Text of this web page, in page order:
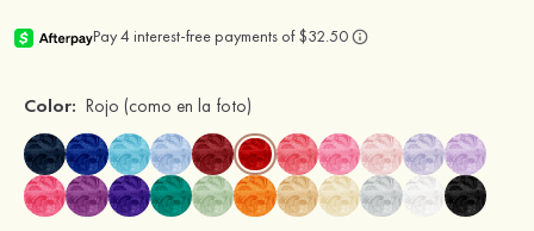
Color: Rojo (como en la foto)